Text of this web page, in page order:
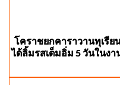
โคราชยกคาราวานทุเรี
ได้ลิ้มรสเต็มอิ่ม 5 วันในงา